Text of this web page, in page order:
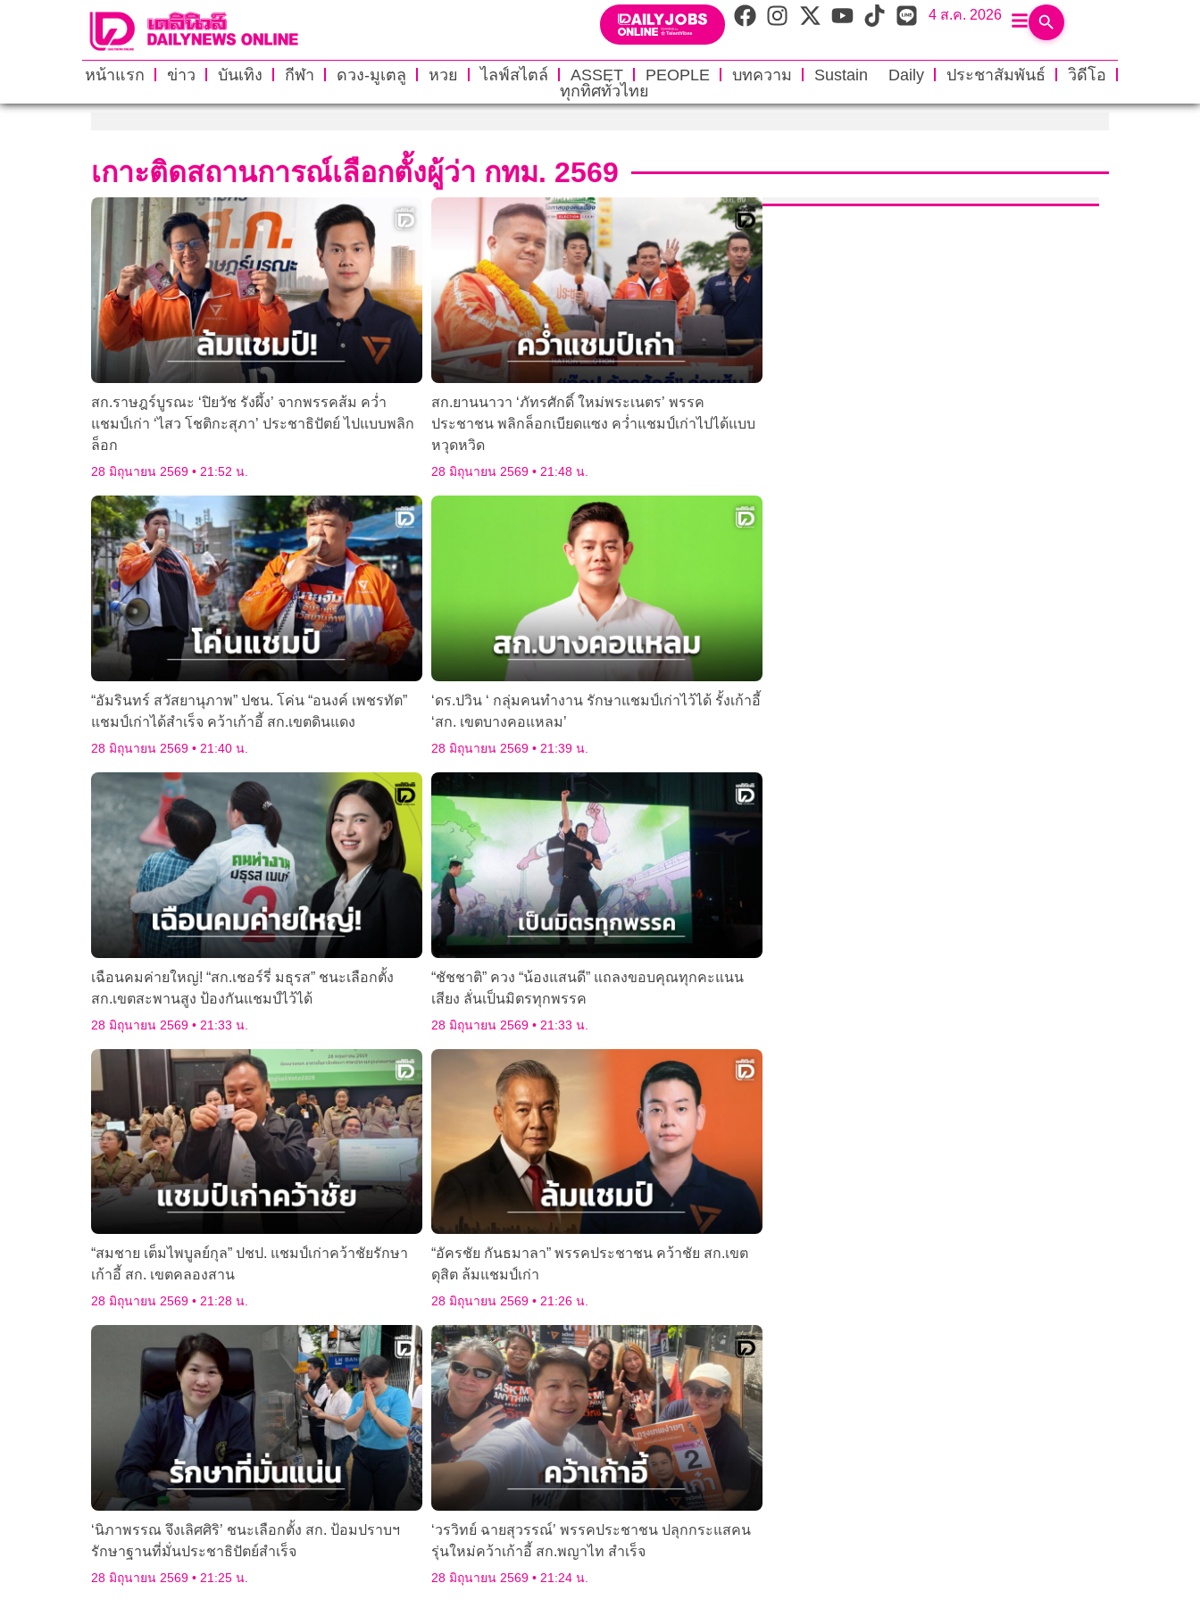
4 ส.ค. 2026
หน้าแรก ข่าว บันเทิง กีฬา ดวง-มูเตลู หวย ไลฟ์สไตล์ ASSET PEOPLE บทความ Sustain Daily ประชาสัมพันธ์
วิดีโอ
ทุกทิศทั่วไทย
เกาะติดสถานการณ์เลือกตั้งผู้ว่า กทม. 2569​
สก.ราษฎร์บูรณะ ‘ปิยวัช รังผึ้ง’ จากพรรคส้ม คว่ำ
แชมป์เก่า ‘ไสว โชติกะสุภา’ ประชาธิปัตย์ ไปแบบพลิก
ล็อก
28 มิถุนายน 2569 21:52 น.
สก.ยานนาวา ‘ภัทรศักดิ์ ใหม่พระเนตร’ พรรค
ประชาชน พลิกล็อกเบียดแซง คว่ำแชมป์เก่าไปได้แบบ
หวุดหวิด
28 มิถุนายน 2569 21:48 น.
“อัมรินทร์ สวัสยานุภาพ” ปชน. โค่น “อนงค์ เพชรทัต”
แชมป์เก่าได้สำเร็จ คว้าเก้าอี้ สก.เขตดินแดง
28 มิถุนายน 2569 21:40 น.
‘ดร.ปวิน ‘ กลุ่มคนทำงาน รักษาแชมป์เก่าไว้ได้ รั้งเก้าอี้
‘สก. เขตบางคอแหลม’
28 มิถุนายน 2569 21:39 น.
เฉือนคมค่ายใหญ่! “สก.เชอร์รี่ มธุรส” ชนะเลือกตั้ง
สก.เขตสะพานสูง ป้องกันแชมป์ไว้ได้
28 มิถุนายน 2569 21:33 น.
“ชัชชาติ” ควง “น้องแสนดี” แถลงขอบคุณทุกคะแนน
เสียง ลั่นเป็นมิตรทุกพรรค
28 มิถุนายน 2569 21:33 น.
“สมชาย เต็มไพบูลย์กุล” ปชป. แชมป์เก่าคว้าชัยรักษา
เก้าอี้ สก. เขตคลองสาน
28 มิถุนายน 2569 21:28 น.
“อัครชัย กันธมาลา” พรรคประชาชน คว้าชัย สก.เขต
ดุสิต ล้มแชมป์เก่า
28 มิถุนายน 2569 21:26 น.
‘นิภาพรรณ จึงเลิศศิริ’ ชนะเลือกตั้ง สก. ป้อมปราบฯ
รักษาฐานที่มั่นประชาธิปัตย์สำเร็จ
28 มิถุนายน 2569 21:25 น.
‘วรวิทย์ ฉายสุวรรณ์’ พรรคประชาชน ปลุกกระแสคน
รุ่นใหม่คว้าเก้าอี้ สก.พญาไท สำเร็จ
28 มิถุนายน 2569 21:24 น.